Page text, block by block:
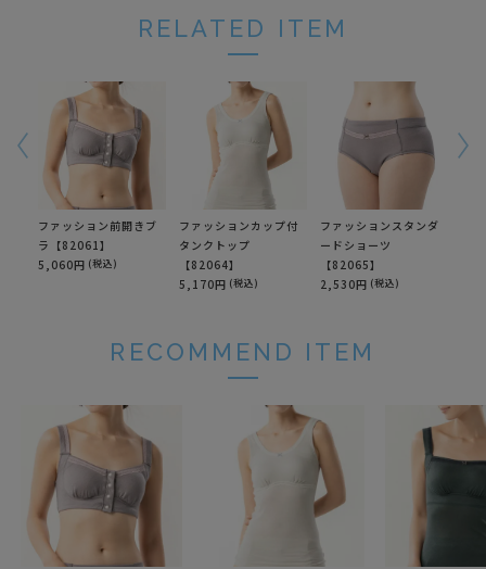
RELATED ITEM
ファッション前開きブ
ラ【82061】
5,060円 (税込)
ファッションカップ付
タンクトップ
【82064】
5,170円 (税込)
ファッションスタンダ
ードショーツ
【82065】
2,530円 (税込)
RECOMMEND ITEM